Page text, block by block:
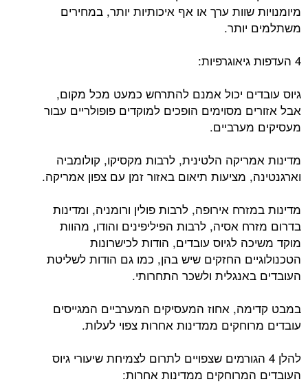
מיומנויות שוות ערך או אף איכותיות יותר, במחירים
משתלמים יותר.
4 העדפות גיאוגרפיות:
גיוס עובדים יכול אמנם להתרחש כמעט מכל מקום,
אבל אזורים מסוימים הופכים למוקדים פופולריים עבור
מעסיקים מערביים.
מדינות אמריקה הלטינית, לרבות מקסיקו, קולומביה
וארגנטינה, מציעות תיאום באזור זמן עם צפון אמריקה.
מדינות במזרח אירופה, לרבות פולין ורומניה, ומדינות
בדרום מזרח אסיה, לרבות הפיליפינים והודו, מהוות
מוקד משיכה לגיוס עובדים, הודות לכישרונות
הטכנולוגיים החזקים שיש בהן, כמו גם הודות לשליטת
העובדים באנגלית ולשכר התחרותי.
במבט קדימה, אחוז המעסיקים המערביים המגייסים
עובדים מרוחקים ממדינות אחרות צפוי לעלות.
להלן 4 הגורמים שצפויים לתרום לצמיחת שיעורי גיוס
העובדים המרוחקים ממדינות אחרות: